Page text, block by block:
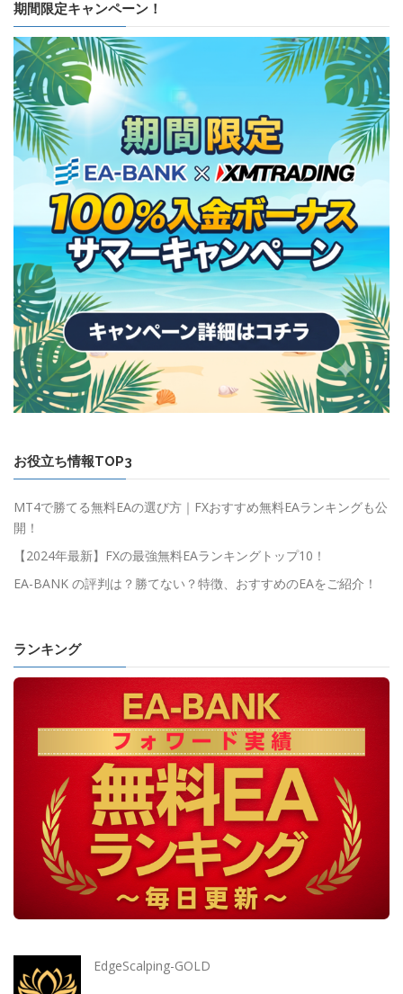
期間限定キャンペーン！
お役立ち情報TOP3
MT4で勝てる無料EAの選び方｜FXおすすめ無料EAランキングも公
開！
【2024年最新】FXの最強無料EAランキングトップ10！
EA-BANK の評判は？勝てない？特徴、おすすめのEAをご紹介！
ランキング
EdgeScalping-GOLD